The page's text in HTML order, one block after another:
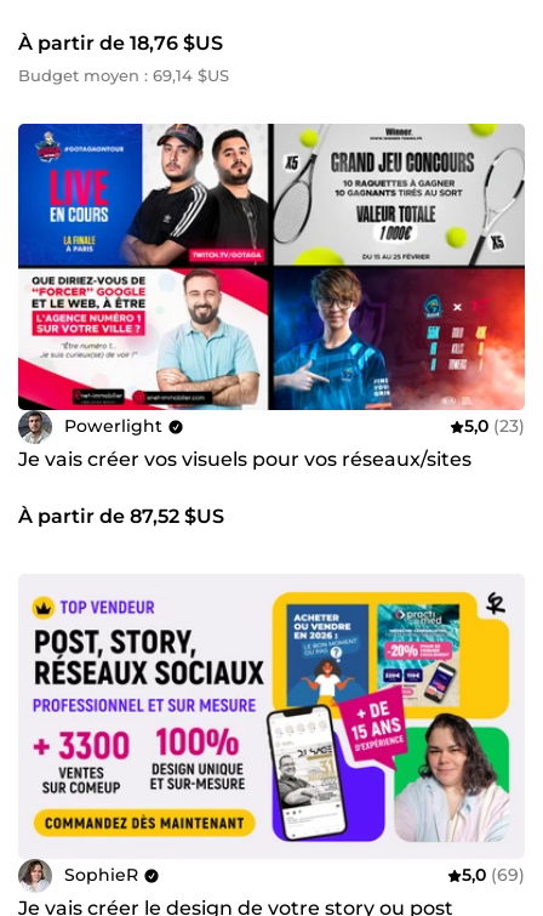
À partir de 18,76 $US
Budget moyen : 69,14 $US
Powerlight 5,0 (23)
Je vais créer vos visuels pour vos réseaux/sites
À partir de 87,52 $US
SophieR 5,0 (69)
Je vais créer le design de votre story ou post